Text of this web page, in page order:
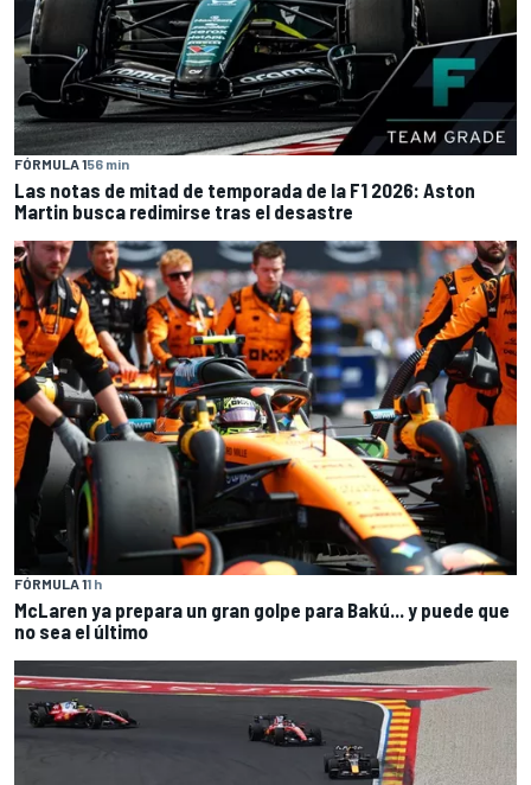
FÓRMULA 156 min
Las notas de mitad de temporada de la F1 2026: Aston
Martin busca redimirse tras el desastre
FÓRMULA 11 h
McLaren ya prepara un gran golpe para Bakú... y puede que
no sea el último